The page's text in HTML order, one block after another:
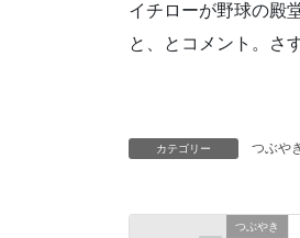
イチローが野球の殿
と、とコメント。さ
カテゴリー つぶや
つぶやき